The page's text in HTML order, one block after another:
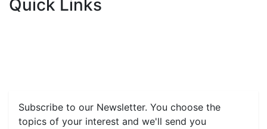
Quick Links
Subscribe to our Newsletter. You choose the
topics of your interest and we'll send you